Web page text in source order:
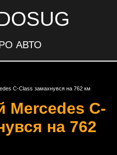
АВТО
C-Class замахнувся на 762 км
Mercedes C-
на 762